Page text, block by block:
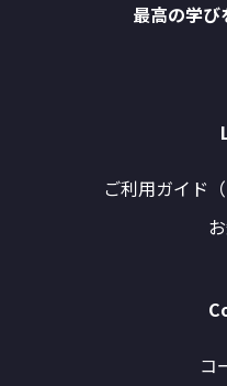
最高の学び
ご利用ガイド
コ